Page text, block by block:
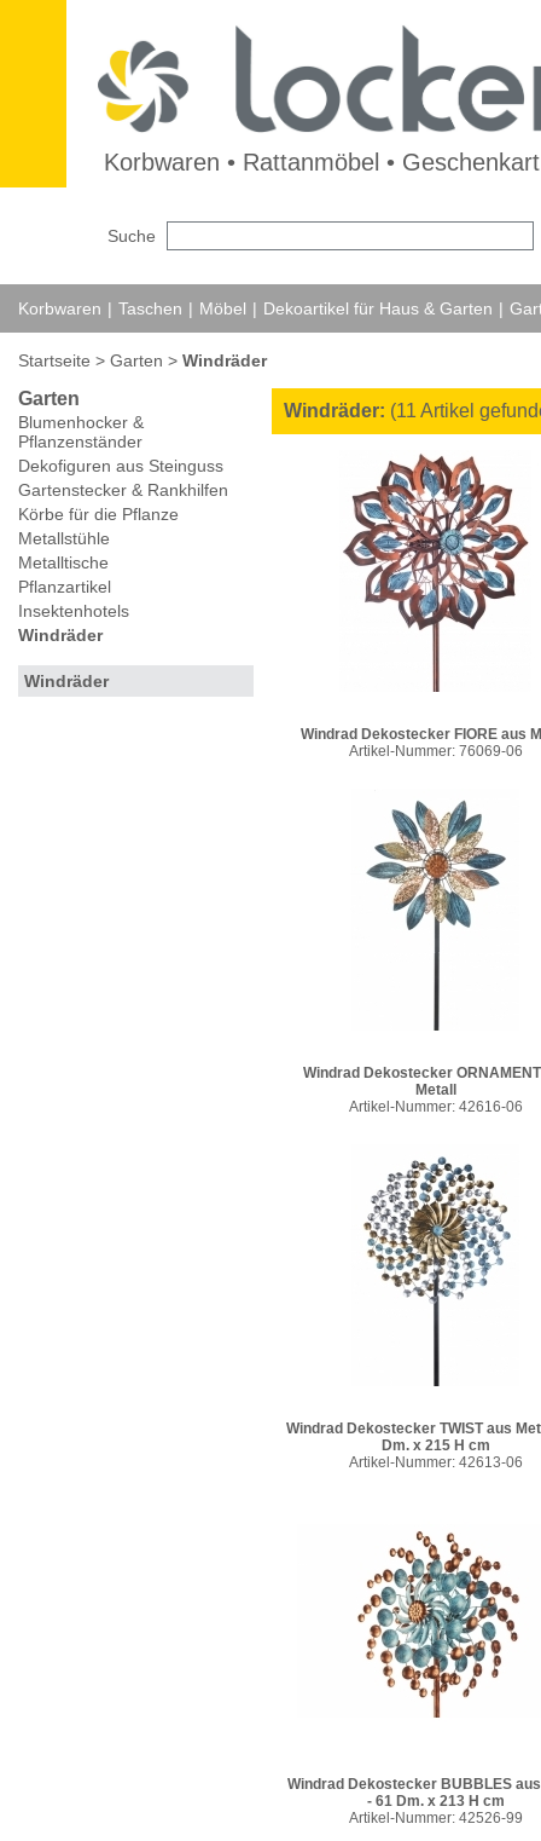
Korbwaren • Rattanmöbel •
Suche
Korbwaren | Taschen | Möbel | Dekoartikel für Haus & Garten |
Startseite > Garten > Windräder
Garten
Blumenhocker &
Pflanzenständer
Dekofiguren aus Steinguss
Gartenstecker & Rankhilfen
Körbe für die Pflanze
Metallstühle
Metalltische
Pflanzartikel
Insektenhotels
Windräder
Windräder
Windräder: (11 Artikel
Windrad Dekostecker FIORE aus
Artikel-Nummer: 76069-06
Windrad Dekostecker
Metall
Artikel-Nummer: 42616-06
Windrad Dekostecker TWIST aus
Dm. x 215 H cm
Artikel-Nummer: 42613-06
Windrad Dekostecker BUBBLES
- 61 Dm. x 213 H cm
Artikel-Nummer: 42526-99